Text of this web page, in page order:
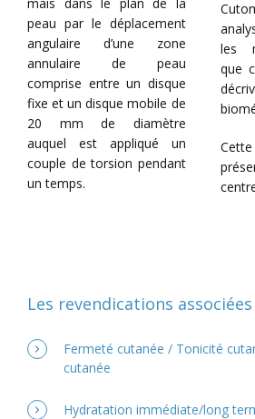
peau par le déplacement
angulaire d’une zone
annulaire de peau
comprise entre un disque
fixe et un disque mobile de
20 mm de diamètre
auquel est appliqué un
couple de torsion pendant
un temps.
les
que
Les revendications associées
Fermeté cutanée / Tonicité
cutanée
Hydratation immédiate/long